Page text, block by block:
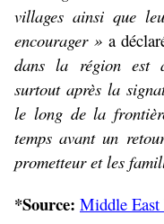
villages ainsi que
encourager » a
dans la région est
surtout après la
le long de la
temps avant un
prometteur et les
*Source: Middle East